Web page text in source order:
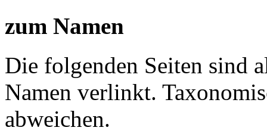
zum Namen
Die folgenden Seiten sind
Namen verlinkt.
abweichen.